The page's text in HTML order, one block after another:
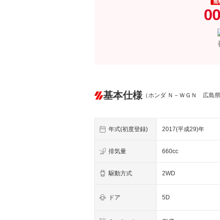
無
基本仕様 （ホンダ Ｎ－ＷＧＮ 広島
年式(初度登録) 2017(平成29)年
排気量 660cc
駆動方式 2WD
ドア 5D